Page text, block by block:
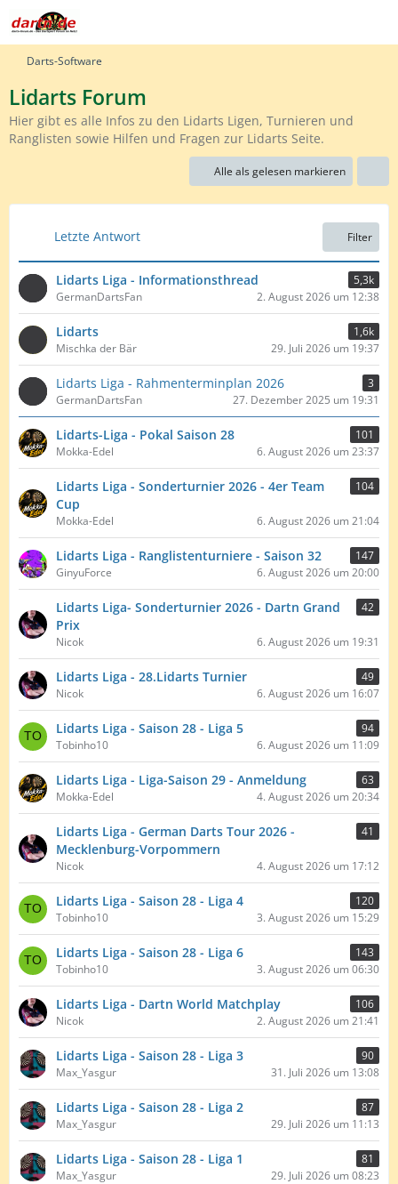
Darts-Software
Lidarts Forum
Hier gibt es alle Infos zu den Lidarts Ligen, Turnieren und
Ranglisten sowie Hilfen und Fragen zur Lidarts Seite.
Alle als gelesen markieren
Letzte Antwort Filter
Lidarts Liga - Informationsthread
5,3k
GermanDartsFan
2. August 2026 um 12:38
Lidarts
1,6k
Mischka der Bär
29. Juli 2026 um 19:37
Lidarts Liga - Rahmenterminplan 2026
3
GermanDartsFan
27. Dezember 2025 um 19:31
Lidarts-Liga - Pokal Saison 28
101
Mokka-Edel
6. August 2026 um 23:37
Lidarts Liga - Sonderturnier 2026 - 4er Team
Cup
104
Mokka-Edel 6. August 2026 um 21:04
Lidarts Liga - Ranglistenturniere - Saison 32
147
GinyuForce
6. August 2026 um 20:00
Lidarts Liga- Sonderturnier 2026 - Dartn Grand
Prix
42
Nicok 6. August 2026 um 19:31
Lidarts Liga - 28.Lidarts Turnier
49
Nicok
6. August 2026 um 16:07
Lidarts Liga - Saison 28 - Liga 5
94
Tobinho10
6. August 2026 um 11:09
Lidarts Liga - Liga-Saison 29 - Anmeldung
63
Mokka-Edel
4. August 2026 um 20:34
Lidarts Liga - German Darts Tour 2026 -
Mecklenburg-Vorpommern
41
Nicok 4. August 2026 um 17:12
Lidarts Liga - Saison 28 - Liga 4
120
Tobinho10
3. August 2026 um 15:29
Lidarts Liga - Saison 28 - Liga 6
143
Tobinho10
3. August 2026 um 06:30
Lidarts Liga - Dartn World Matchplay
106
Nicok
2. August 2026 um 21:41
Lidarts Liga - Saison 28 - Liga 3
90
Max_Yasgur
31. Juli 2026 um 13:08
Lidarts Liga - Saison 28 - Liga 2
87
Max_Yasgur
29. Juli 2026 um 11:13
Lidarts Liga - Saison 28 - Liga 1
81
Max_Yasgur
29. Juli 2026 um 08:23